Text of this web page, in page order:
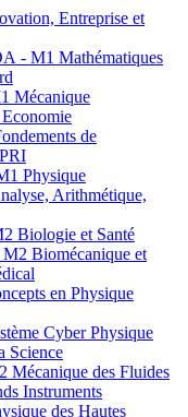
Entreprise et
- M1 Mathématiques
Mécanique
de
Physique
Arithmétique,
Biologie et Santé
Biomécanique et
en Physique
Cyber Physique
Science
des Fluides
Instruments
des Hautes